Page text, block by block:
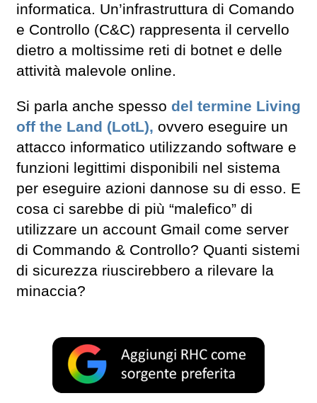
informatica. Un’infrastruttura di Comando
e Controllo (C&C) rappresenta il cervello
dietro a moltissime reti di botnet e delle
attività malevole online.
Si parla anche spesso del termine Living
off the Land (LotL), ovvero eseguire un
attacco informatico utilizzando software e
funzioni legittimi disponibili nel sistema
per eseguire azioni dannose su di esso. E
cosa ci sarebbe di più “malefico” di
utilizzare un account Gmail come server
di Commando & Controllo? Quanti sistemi
di sicurezza riuscirebbero a rilevare la
minaccia?